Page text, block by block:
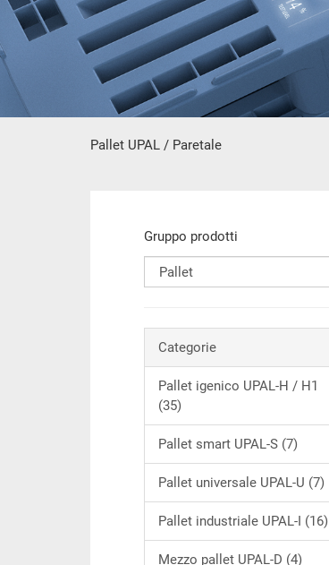
Pallet UPAL / Paretale
Gruppo prodotti
Categorie
Pallet igenico UPAL-H / H1
(35)
Pallet smart UPAL-S (7)
Pallet universale UPAL-U (7)
Pallet industriale UPAL-I (16)
Mezzo pallet UPAL-D (4)